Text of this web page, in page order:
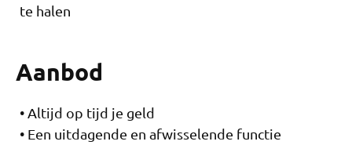
te halen
Aanbod
Altijd op tijd je geld
Een uitdagende en afwisselende functie